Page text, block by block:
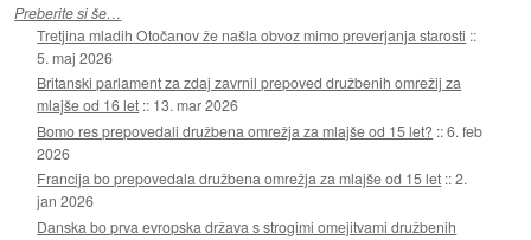
Preberite si še…
Tretjina mladih Otočanov že našla obvoz mimo preverjanja starosti ::
5. maj 2026
Britanski parlament za zdaj zavrnil prepoved družbenih omrežij za
mlajše od 16 let :: 13. mar 2026
Bomo res prepovedali družbena omrežja za mlajše od 15 let? ::6. feb
2026
Francija bo prepovedala družbena omrežja za mlajše od 15 let ::2.
jan 2026
Danska bo prva evropska država s strogimi omejitvami družbenih